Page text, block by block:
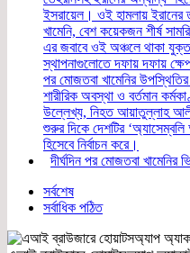
ইসরায়েল। ওই হামলায় ইরানের
খামেনি, বেশ কয়েকজন শীর্ষ
এর জবাবে ওই অঞ্চলে থাকা
স্থাপনাগুলোতে দফায় দফায়
পর মোজতবা খামেনির
শারীরিক অবস্থা ও বর্তমান
উল্লেখ্য, নিহত আয়াতুল্লাহ আলী
শুরুর দিকে দেশটির ‘অ্যাসেম্বলি
হিসেবে নির্বাচন করে।
দীর্ঘদিন পর মোজতবা
সর্বশেষ
সর্বাধিক পঠিত